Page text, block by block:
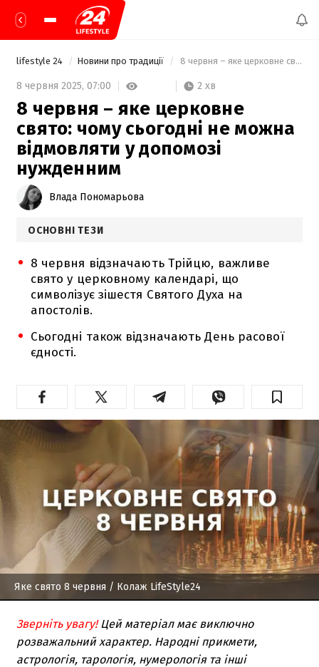
lifestyle 24 Новини про традиції 8 червня – яке церковне свято: чому сьогодні не можна відмовляти у допомозі нужденним
8 червня 2025, 07:00 2 хв
8 червня – яке церковне
свято: чому сьогодні не можна
відмовляти у допомозі
нужденним
Влада Пономарьова
ОСНОВНІ ТЕЗИ
8 червня відзначають Трійцю, важливе
свято у церковному календарі, що
символізує зішестя Святого Духа на
апостолів.
Сьогодні також відзначають День расової
єдності.
Яке свято 8 червня / Колаж LifeStyle24
Зверніть увагу! Цей матеріал має виключно
розважальний характер. Народні прикмети,
астрологія, тарологія, нумерологія та інші